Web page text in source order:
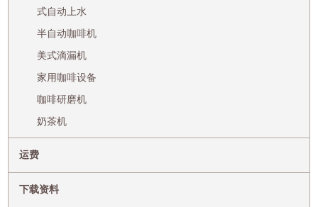
式自动上水
半自动咖啡机
美式滴漏机
家用咖啡设备
咖啡研磨机
奶茶机
运费
下载资料